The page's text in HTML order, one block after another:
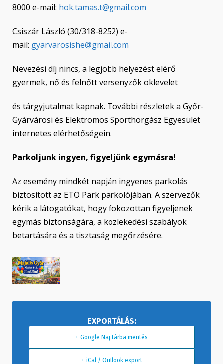
8000 e-mail: hok.tamas.t@gmail.com
Csiszár László (30/318-8252) e-
mail: gyarvarosishe@gmail.com
Nevezési díj nincs, a legjobb helyezést elérő
gyermek, nő és felnőtt versenyzők oklevelet
és tárgyjutalmat kapnak. További részletek a Győr-
Gyárvárosi és Elektromos Sporthorgász Egyesület
internetes elérhetőségein.
Parkoljunk ingyen, figyeljünk egymásra!
Az esemény mindkét napján ingyenes parkolás
biztosított az ETO Park parkolójában. A szervezők
kérik a látogatókat, hogy fokozottan figyeljenek
egymás biztonságára, a közlekedési szabályok
betartására és a tisztaság megőrzésére.
+ Google Naptárba mentés
+ iCal / Outlook export